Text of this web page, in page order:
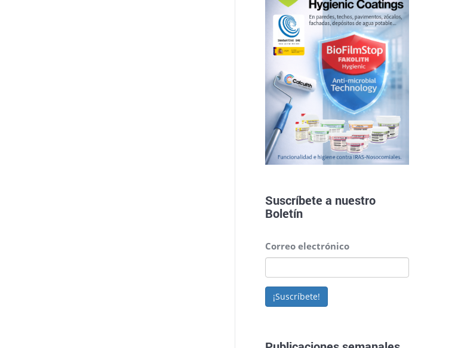
Suscríbete a nuestro
Boletín
Correo electrónico
¡Suscríbete!